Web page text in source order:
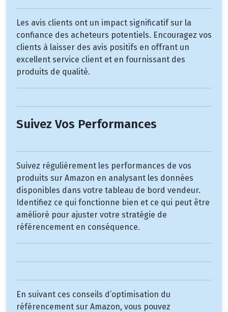
Les avis clients ont un impact significatif sur la
confiance des acheteurs potentiels. Encouragez vos
clients à laisser des avis positifs en offrant un
excellent service client et en fournissant des
produits de qualité.
Suivez Vos Performances
Suivez régulièrement les performances de vos
produits sur Amazon en analysant les données
disponibles dans votre tableau de bord vendeur.
Identifiez ce qui fonctionne bien et ce qui peut être
amélioré pour ajuster votre stratégie de
référencement en conséquence.
En suivant ces conseils d’optimisation du
référencement sur Amazon, vous pouvez